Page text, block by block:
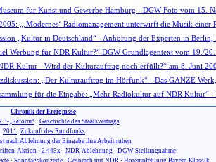
Chronik der Ereignisse
3-„Reform“· Geschichte des Staatsvertrags
2011: Zukunft des Rundfunks
nach Ablehnung der Eingabe ihre Arbeit ruhen
Aktion· 2.445x· NDR-Ablehnung· DGW-Stellungnahme
· Sonntagskonzerte· Gespräch mit NDR· Hörempfehlung Bayern Klassik